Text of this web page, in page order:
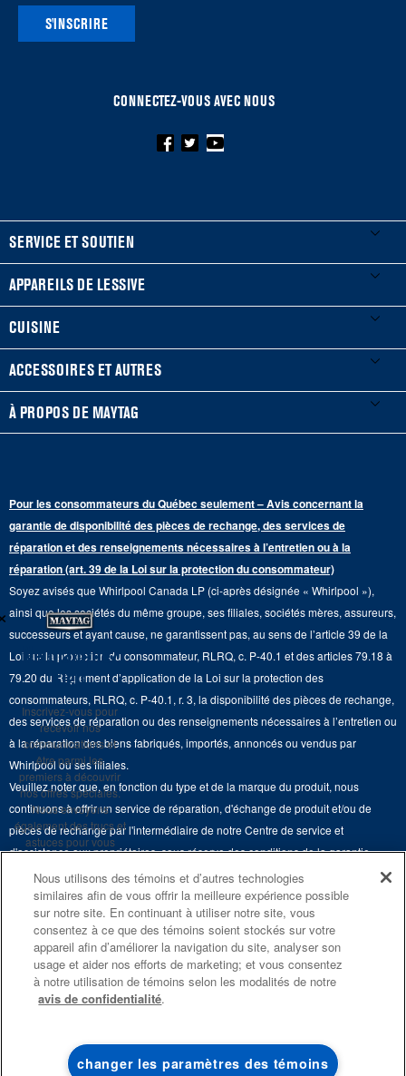
S'INSCRIRE
CONNECTEZ-VOUS AVEC NOUS
FOOTER
SERVICE ET SOUTIEN
Mes électroménagers
Guides et documentation
Planifier une installation
Programmes de service prolongé
Pièces de rechange
Aide sur les produits
Suivre ma commande
Services de livraison et d'installation
Retours et échanges
Accessibilité
Services d'abonnement
Résidents du Québec
APPAREILS DE LESSIVE
Laveuses et sécheuses
Laveuses à chargement vertical
Sécheuses au gaz
Piédestaux de lessive
Qualité Commerciale
Duos de Lessive
CUISINE
Réfrigérateurs
Portes françaises
Congélateur inférieur
Cuisinières
Fours muraux
Hottes
Fours à micro-ondes
ACCESSOIRES ET AUTRES
Accessoires
À PROPOS DE MAYTAG
Communiquez avec nous
Monsieur Maytag
Carrières
Whirlpool et Corporation
Whirlpool au Canada
Pour les consommateurs du Québec seulement – Avis concernant la
garantie de disponibilité des pièces de rechange, des services de
réparation et des renseignements nécessaires à l’entretien ou à la
réparation (art. 39 de la Loi sur la protection du consommateur)
Soyez avisés que Whirlpool Canada LP (ci-après désignée « Whirlpool »),
ainsi que les sociétés du même groupe, ses filiales, sociétés mères, assureurs,
successeurs et ayant cause, ne garantissent pas, au sens de l’article 39 de la
Loi sur la protection du consommateur, RLRQ, c. P-40.1 et des articles 79.18 à
79.20 du Règlement d’application de la Loi sur la protection des
consommateurs, RLRQ, c. P-40.1, r. 3, la disponibilité des pièces de rechange,
des services de réparation ou des renseignements nécessaires à l’entretien ou
à la réparation des biens fabriqués, importés, annoncés ou vendus par
Whirlpool ou ses filiales.
Veuillez noter que, en fonction du type et de la marque du produit, nous
continuons à offrir un service de réparation, d'échange de produit et/ou de
pièces de rechange par l'intermédiaire de notre Centre de service et
d'assistance aux propriétaires, sous réserve des conditions de la garantie
limitée du fabricant. Pour plus d'informations, veuillez consulter les sites Web
de nos différentes marques sous la rubrique « Service et assistance » ou
appeler le 1-800-807-6777. Pour InSinkErator, appelez le 1-800-561-1700.
Ce marchand en ligne est situé au 200-6750, avenue Century, Mississauga
(Ontario) L5N 0B7. ®/TM © 2026 Maytag. Tous droits réservés.
Communiquez avec nous
Ne manquez
rien
Inscrivez-vous pour
recevoir nos
communications et
être parmi les
premiers à découvrir
nos offres spéciales.
Nous envoyons
également des trucs et
astuces pour vous
aider à tirer le meilleur
parti de vos
électroménagers.
S'INSCRIRE
**Une fois que je
m’inscris, Whirlpool
Canada peut
communiquer avec moi,
exclusifs, marques,
produits et services.
Nous utilisons des témoins et d’autres technologies
similaires afin de vous offrir la meilleure expérience possible
sur notre site. En continuant à utiliser notre site, vous
consentez à ce que des témoins soient stockés sur votre
appareil afin d’améliorer la navigation du site, analyser son
usage et aider nos efforts de marketing; et vous consentez
à notre utilisation de témoins selon les modalités de notre
avis de confidentialité.
changer les paramètres des témoins